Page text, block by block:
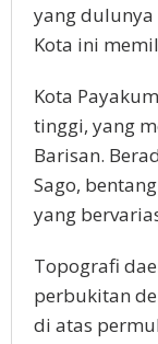
yang
Kota ini
Kota
tinggi, yang
Barisan.
Sago,
yang
Topografi
perbukitan
di atas